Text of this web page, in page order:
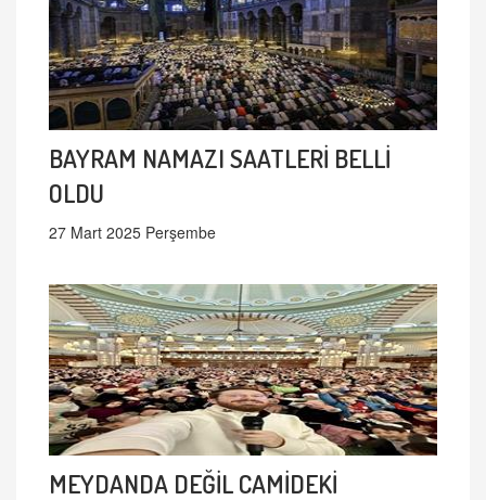
BAYRAM NAMAZI SAATLERİ BELLİ
OLDU
27 Mart 2025 Perşembe
MEYDANDA DEĞİL CAMİDEKİ